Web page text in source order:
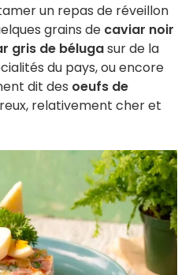
un repas de réveillon
grains de caviar noir
gris de bélugasur de la
du pays, ou encore
dit des oeufs de
relativement cher et